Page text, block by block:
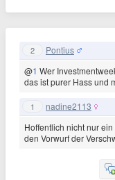
2 Pontius
@1 Wer
das ist purer Hass und
1 nadine2113
Hoffentlich nicht nur
den Vorwurf der